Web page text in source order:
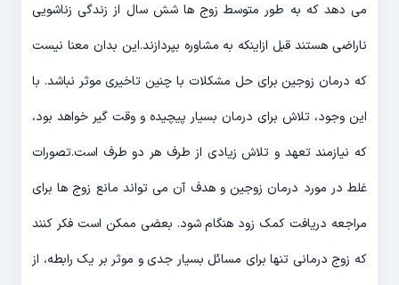
می دهد که به طور متوسط زوج ها شش سال از زندگی زناشویی
ناراضی هستند قبل ازاینکه به مشاوره بپردازند.این بدان معنا نیست
که درمان زوجین برای حل مشکلات با چنین تاخیری موثر نباشد. با
این وجود، تلاش برای درمان بسیار پیچیده و وقت گیر خواهد بود،
که نیازمند تعهد و تلاش زیادی از طرف هر دو طرف است.تصورات
غلط در مورد درمان زوجین و هدف آن می تواند مانع زوج ها برای
مراجعه دریافت کمک زود هنگام شود. بعضی ممکن است فکر کنند
که زوج درمانی تنها برای مسائل بسیار جدی و موثر بر یک رابطه، از